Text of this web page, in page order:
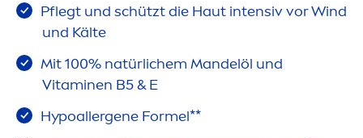
Pflegt und schützt die Haut intensiv vor Wind
und Kälte
Mit 100% natürlichem Mandelöl und
Vitaminen B5 & E
Hypoallergene Formel**